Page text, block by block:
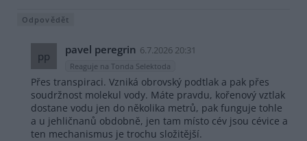
Odpovědět
pp pavel peregrin 6.7.2026 20:31
Reaguje na Tonda Selektoda
Přes transpiraci. Vzniká obrovský podtlak a pak přes
soudržnost molekul vody. Máte pravdu, kořenový vztlak
dostane vodu jen do několika metrů, pak funguje tohle
a u jehličnanů obdobně, jen tam místo cév jsou cévice a
ten mechanismus je trochu složitější.